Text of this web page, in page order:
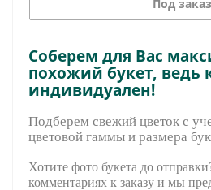
Под заказ
Соберем для Вас
похожий букет, ведь
индивидуален!
Подберем свежий цветок с
цветовой гаммы и размера
Хотите фото букета до
комментариях к заказу и мы